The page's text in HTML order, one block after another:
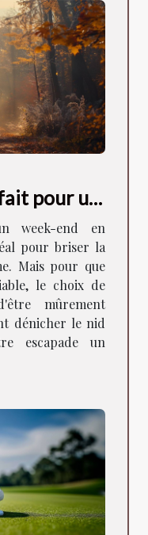
pour un
week-end en
pour briser la
Mais pour que
le choix de
mûrement
dénicher le nid
escapade un